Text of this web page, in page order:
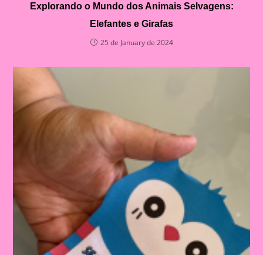
Explorando o Mundo dos Animais Selvagens:
Elefantes e Girafas
25 de January de 2024